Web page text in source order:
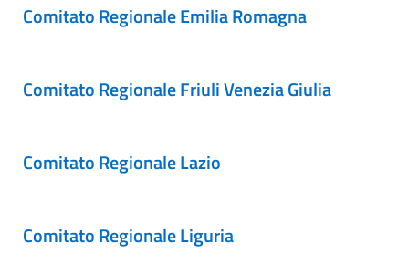
Comitato Regionale Emilia Romagna
Comitato Regionale Friuli Venezia Giulia
Comitato Regionale Lazio
Comitato Regionale Liguria